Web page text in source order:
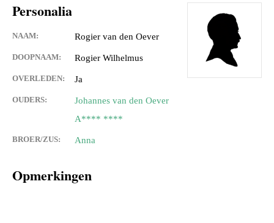
Personalia
NAAM: Rogier van den Oever
DOOPNAAM: Rogier Wilhelmus
OVERLEDEN: Ja
OUDERS:
Johannes van den Oever
A**** ****
BROER/ZUS: Anna
Opmerkingen